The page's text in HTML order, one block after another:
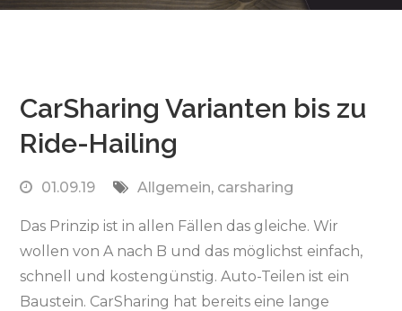
CarSharing Varianten bis zu
Ride-Hailing
01.09.19 Allgemein, carsharing
Das Prinzip ist in allen Fällen das gleiche. Wir
wollen von A nach B und das möglichst einfach,
schnell und kostengünstig. Auto-Teilen ist ein
Baustein. CarSharing hat bereits eine lange